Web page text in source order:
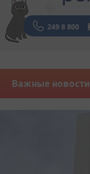
Важные новости